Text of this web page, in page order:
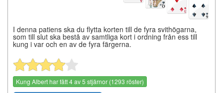
I denna patiens ska du flytta korten till de fyra svithögarna,
som till slut ska bestå av samtliga kort i ordning från ess till
kung i var och en av de fyra färgerna.
Kung Alberthar fått4av5 stjärnor (1293 röster)